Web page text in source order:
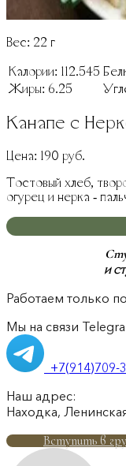
Вес: 22 г
Калории: 112.545
Жиры: 6.25
Канапе с
Цена: 190 руб.
Тостовый хлеб,
огурец и нерка -
и
Работаем только
Мы на связи
+7(914)709-
Наш адрес:
Находка,
Вступить в